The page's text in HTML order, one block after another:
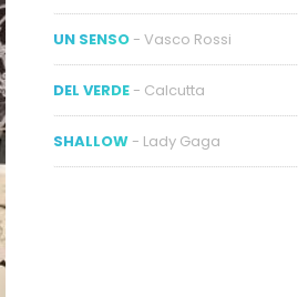
UN SENSO - Vasco Rossi
DEL VERDE - Calcutta
SHALLOW - Lady Gaga